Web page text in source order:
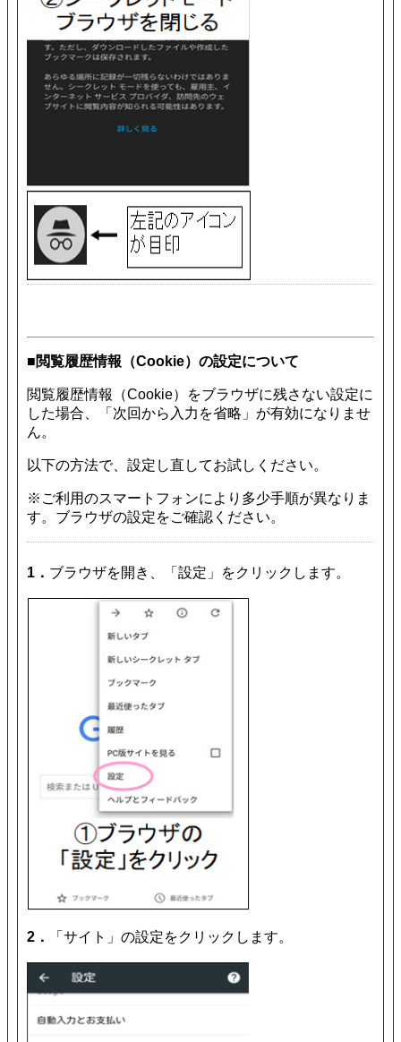
■閲覧履歴情報（Cookie）の設定について
閲覧履歴情報（Cookie）をブラウザに残さない設定に
した場合、「次回から入力を省略」が有効になりませ
ん。
以下の方法で、設定し直してお試しください。
※ご利用のスマートフォンにより多少手順が異なりま
す。ブラウザの設定をご確認ください。
1． ブラウザを開き、「設定」をクリックします。
2． 「サイト」の設定をクリックします。